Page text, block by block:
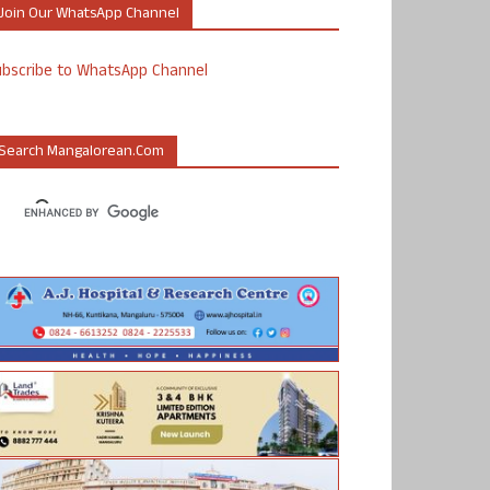
Our WhatsApp Channel
to WhatsApp Channel
Mangalorean.com